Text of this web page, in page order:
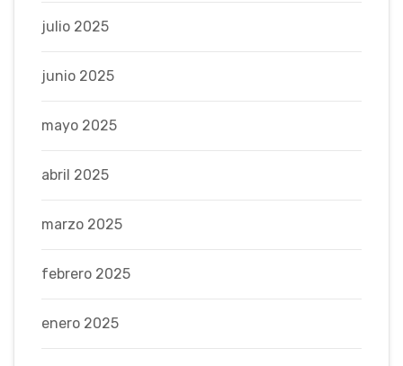
julio 2025
junio 2025
mayo 2025
abril 2025
marzo 2025
febrero 2025
enero 2025